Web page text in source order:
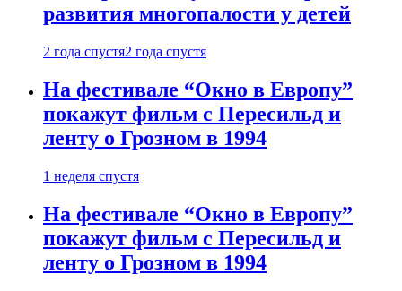
развития многопалости у детей
2 года спустя2 года спустя
На фестивале “Окно в Европу”
покажут фильм с Пересильд и
ленту о Грозном в 1994
1 неделя спустя
На фестивале “Окно в Европу”
покажут фильм с Пересильд и
ленту о Грозном в 1994